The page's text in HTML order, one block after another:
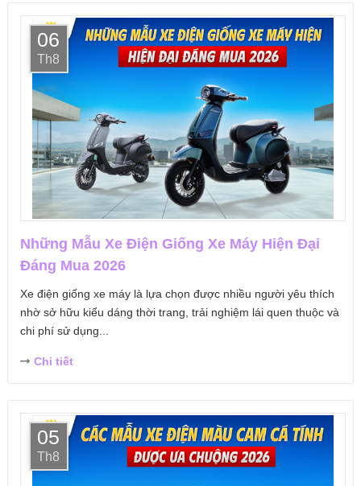
06
Th8
Những Mẫu Xe Điện Giống Xe Máy Hiện Đại
Đáng Mua 2026
Xe điện giống xe máy là lựa chọn được nhiều người yêu thích
nhờ sở hữu kiểu dáng thời trang, trải nghiệm lái quen thuộc và
chi phí sử dụng...
Chi tiết
05
Th8